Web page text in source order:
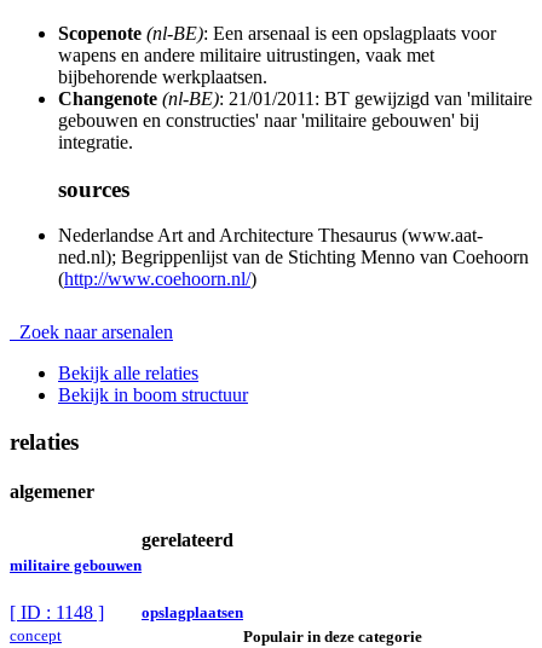
Scopenote (nl-BE): Een arsenaal is een opslagplaats voor
wapens en andere militaire uitrustingen, vaak met
bijbehorende werkplaatsen.
Changenote (nl-BE): 21/01/2011: BT gewijzigd van 'militaire
gebouwen en constructies' naar 'militaire gebouwen' bij
integratie.
sources
Nederlandse Art and Architecture Thesaurus (www.aat-
ned.nl); Begrippenlijst van de Stichting Menno van Coehoorn
(http://www.coehoorn.nl/)
Zoek naar arsenalen
Bekijk alle relaties
Bekijk in boom structuur
relaties
algemener
militaire gebouwen
[ ID : 1148 ]
concept
gerelateerd
opslagplaatsen
Populair in deze categorie